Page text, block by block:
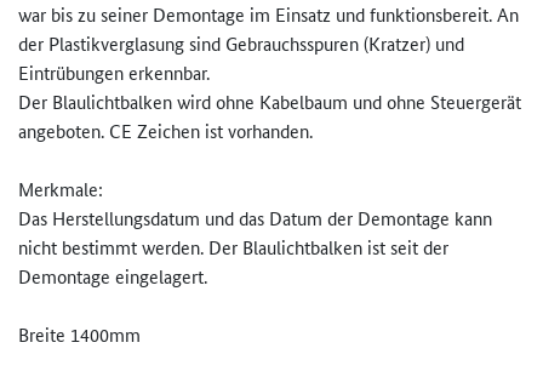
war bis zu seiner Demontage im Einsatz und funktionsbereit. An
der Plastikverglasung sind Gebrauchsspuren (Kratzer) und
Eintrübungen erkennbar.
Der Blaulichtbalken wird ohne Kabelbaum und ohne Steuergerät
angeboten. CE Zeichen ist vorhanden.
Merkmale:
Das Herstellungsdatum und das Datum der Demontage kann
nicht bestimmt werden. Der Blaulichtbalken ist seit der
Demontage eingelagert.
Breite 1400mm